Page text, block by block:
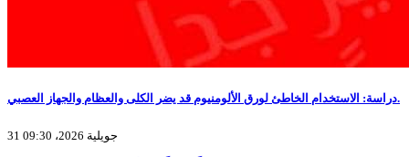
دراسة: الاستخدام الخاطئ لورق الألومنيوم قد يضر الكلى والعظام والجهاز العصبي.
31 جويلية 2026، 09:30